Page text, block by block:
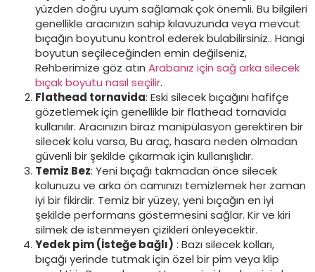
yüzden doğru uyum sağlamak çok önemli. Bu bilgileri
genellikle aracınızın sahip kılavuzunda veya mevcut
bıçağın boyutunu kontrol ederek bulabilirsiniz.. Hangi
boyutun seçileceğinden emin değilseniz,
Rehberimize göz atın Arabanız için sağ arka silecek
bıçak boyutu nasıl seçilir.
Flathead tornavida: Eski silecek bıçağını hafifçe
gözetlemek için genellikle bir flathead tornavida
kullanılır. Aracınızın biraz manipülasyon gerektiren bir
silecek kolu varsa, Bu araç, hasara neden olmadan
güvenli bir şekilde çıkarmak için kullanışlıdır.
Temiz Bez: Yeni bıçağı takmadan önce silecek
kolunuzu ve arka ön camınızı temizlemek her zaman
iyi bir fikirdir. Temiz bir yüzey, yeni bıçağın en iyi
şekilde performans göstermesini sağlar. Kir ve kiri
silmek de istenmeyen çizikleri önleyecektir.
Yedek pim (İsteğe bağlı) : Bazı silecek kolları,
bıçağı yerinde tutmak için özel bir pim veya klip